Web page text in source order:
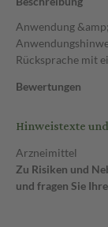
Anwendung
Rücksprache mit
Bewertungen
Hinweistexte
Arzneimittel
Zu Risiken und
und fragen Sie